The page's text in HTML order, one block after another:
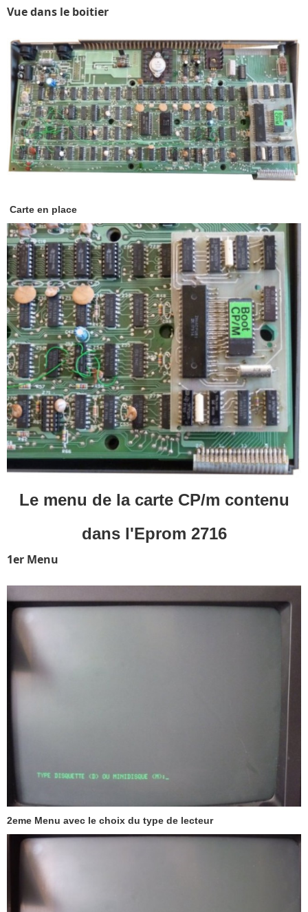
Vue dans le boitier
Carte en place
Le menu de la carte CP/m contenu
dans l'Eprom 2716
1er Menu
2eme Menu avec le choix du type de lecteur